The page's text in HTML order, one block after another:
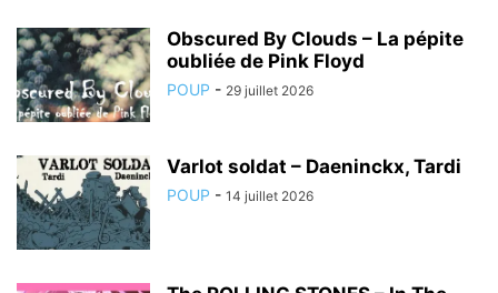
Obscured By Clouds – La pépite
oubliée de Pink Floyd
POUP - 29 juillet 2026
Varlot soldat – Daeninckx, Tardi
POUP - 14 juillet 2026